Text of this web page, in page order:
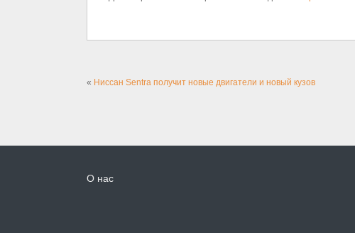
« Ниссан Sentra получит новые двигатели и новый кузов
О нас